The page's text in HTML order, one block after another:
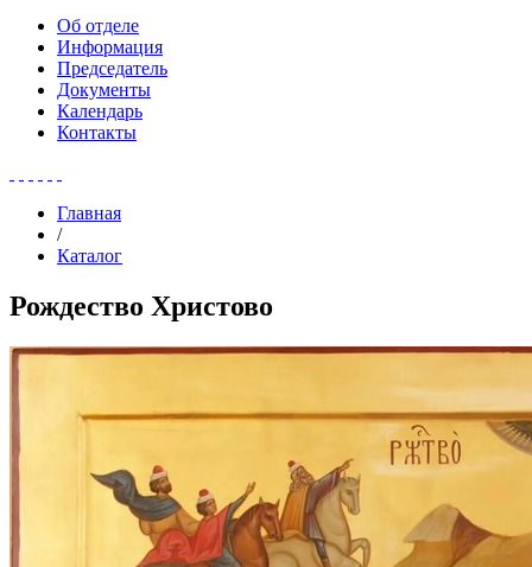
Об отделе
Информация
Председатель
Документы
Календарь
Контакты
Главная
/
Каталог
Рождество Христово